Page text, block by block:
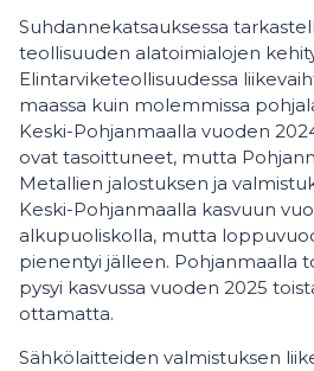
Suhdannekatsauksessa
teollisuuden alatoimialojen
Elintarviketeollisuudessa
maassa kuin molemmissa
Keski-Pohjanmaalla vuoden
ovat tasoittuneet, mutta
Metallien jalostuksen ja
Keski-Pohjanmaalla kasvuun
alkupuoliskolla, mutta
pienentyi jälleen. Pohjanmaalla
pysyi kasvussa vuoden 2025
ottamatta.
Sähkölaitteiden valmistuksen